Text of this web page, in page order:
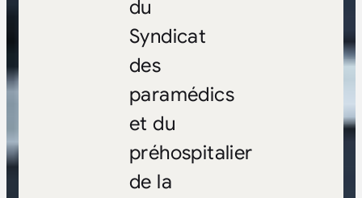
du
Syndicat
des
paramédics
et du
préhospitalier
de la